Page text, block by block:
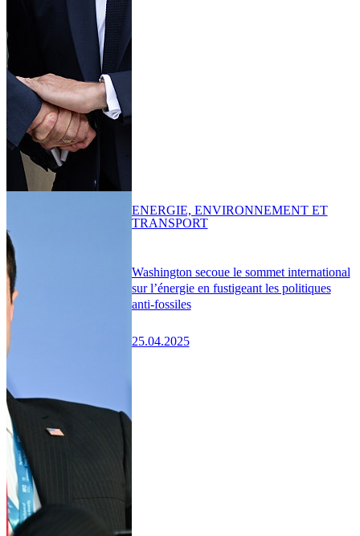
Washington secoue le sommet international
sur l’énergie en fustigeant les politiques
anti-fossiles
25.04.2025
ENERGIE, ENVIRONNEMENT ET
TRANSPORT